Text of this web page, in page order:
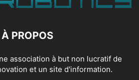
À PROPOS
association à but non lucratif de
et un site d'information.